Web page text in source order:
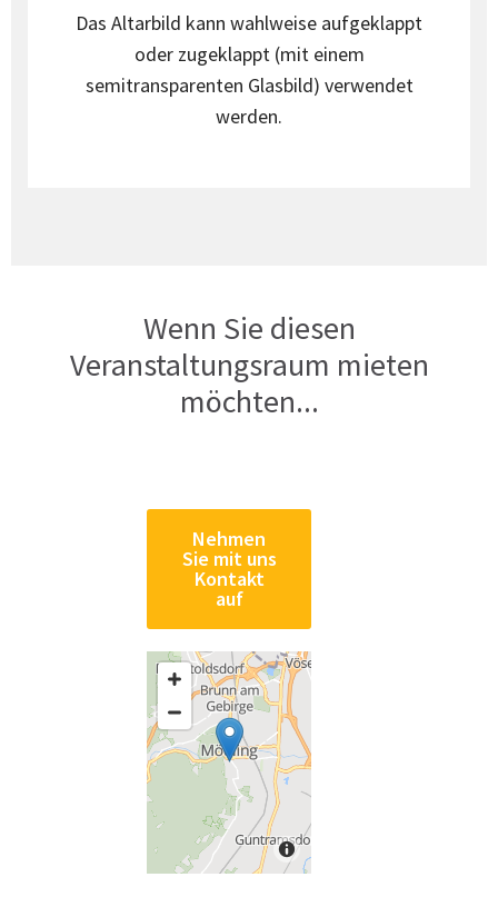
Das Altarbild kann wahlweise aufgeklappt
oder zugeklappt (mit einem
semitransparenten Glasbild) verwendet
werden.
Wenn Sie diesen
Veranstaltungsraum mieten
möchten...
Nehmen
Sie mit uns
Kontakt
auf